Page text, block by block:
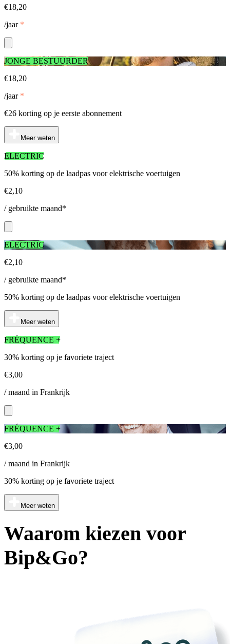
€18,20
/jaar *
JONGE BESTUURDER
€18,20
/jaar *
€26 korting op je eerste abonnement
Meer weten
ELECTRIC
50% korting op de laadpas voor elektrische voertuigen
€2,10
/ gebruikte maand*
ELECTRIC
€2,10
/ gebruikte maand*
50% korting op de laadpas voor elektrische voertuigen
Meer weten
FRÉQUENCE +
30% korting op je favoriete traject
€3,00
/ maand in Frankrijk
FRÉQUENCE +
€3,00
/ maand in Frankrijk
30% korting op je favoriete traject
Meer weten
Waarom kiezen voor
Bip&Go?